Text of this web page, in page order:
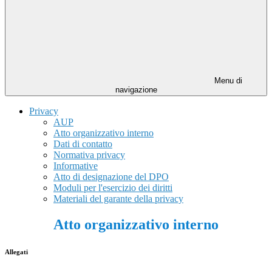
Menu di
navigazione
Privacy
AUP
Atto organizzativo interno
Dati di contatto
Normativa privacy
Informative
Atto di designazione del DPO
Moduli per l'esercizio dei diritti
Materiali del garante della privacy
Atto organizzativo interno
Allegati